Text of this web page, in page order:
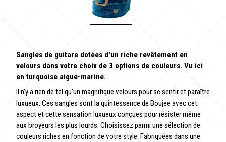
Sangles de guitare dotées d'un riche revêtement en
velours dans votre choix de 3 options de couleurs. Vu ici
en turquoise aigue-marine.
Il n’y a rien de tel qu’un magnifique velours pour se sentir et paraître
luxueux. Ces sangles sont la quintessence de Boujee avec cet
aspect et cette sensation luxueux conçues pour résister même
aux broyeurs les plus lourds. Choisissez parmi une sélection de
couleurs riches en fonction de votre style. Fabriquées dans une